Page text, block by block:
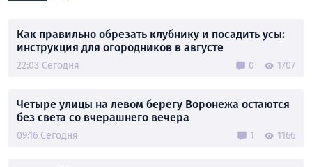
Как правильно обрезать клубнику и посадить усы:
инструкция для огородников в августе
22:03 Сегодня 0 1707
Четыре улицы на левом берегу Воронежа остаются
без света со вчерашнего вечера
09:16 Сегодня 1 1166